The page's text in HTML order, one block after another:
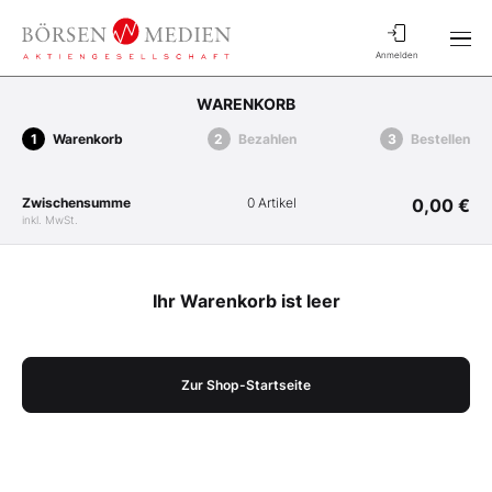
Anmelden
WARENKORB
Warenkorb Bezahlen Bestellen
Zwischensumme
inkl. MwSt.
0 Artikel 0,00 €
Ihr Warenkorb ist leer
Zur Shop-Startseite